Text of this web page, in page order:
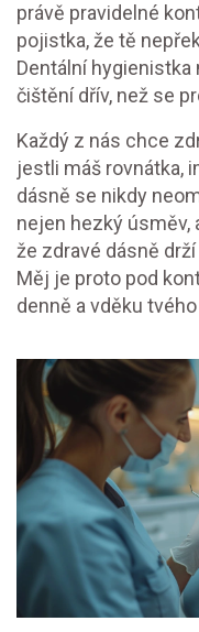
právě pravidelné
pojistka, že tě
Dentální
čištění dřív, než se
Každý z nás chce
jestli máš rovnátka,
dásně se nikdy
nejen hezký úsměv,
že zdravé dásně
Měj je proto pod
denně a vděku